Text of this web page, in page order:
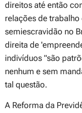
direitos até então
relações de
semiescravidão no
direita de
indivíduos "são
nenhum e sem
tal questão.
A Reforma da